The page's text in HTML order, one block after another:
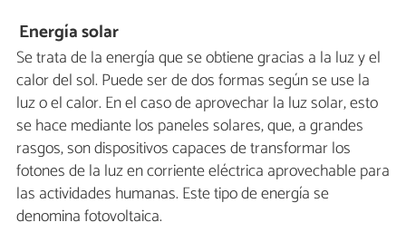
Energía solar
Se trata de la energía que se obtiene gracias a la luz y el
calor del sol. Puede ser de dos formas según se use la
luz o el calor. En el caso de aprovechar la luz solar, esto
se hace mediante los paneles solares, que, a grandes
rasgos, son dispositivos capaces de transformar los
fotones de la luz en corriente eléctrica aprovechable para
las actividades humanas. Este tipo de energía se
denomina fotovoltaica.